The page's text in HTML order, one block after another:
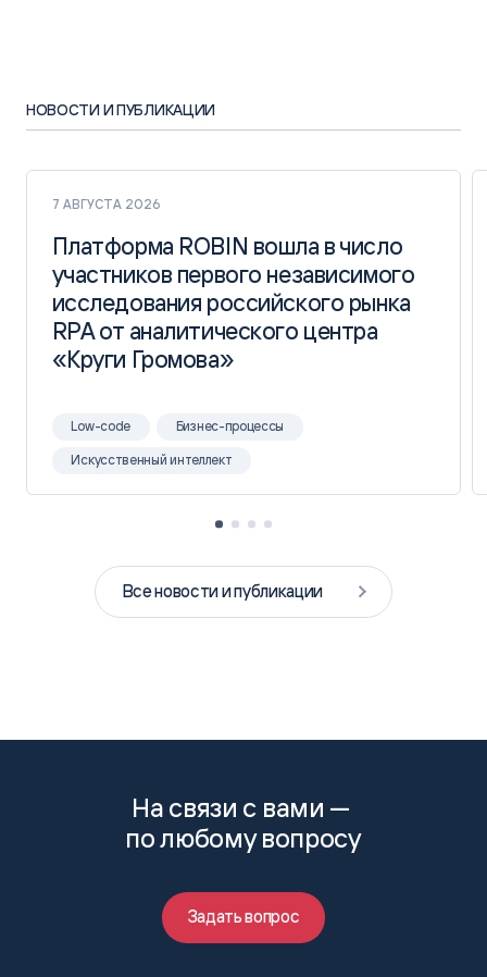
НОВОСТИ И ПУБЛИКАЦИИ
7 АВГУСТА 2026
Платформа ROBIN вошла в число
участников первого независимого
исследования российского рынка
RPA от аналитического центра
«Круги Громова»
Платформа ROBIN вошла в число
участников первого независимого
исследования российского рынка
RPA от аналитического центра
«Круги Громова»
Low-code Бизнес-процессы
Искусственный интеллект
Все новости и публикации
На связи с вами —
по любому вопросу
Задать вопрос